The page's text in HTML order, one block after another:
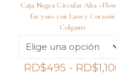
Caja Negra Circular Alta
for you» con Lazo y Corazón
Colgante
RD$495 - RD$